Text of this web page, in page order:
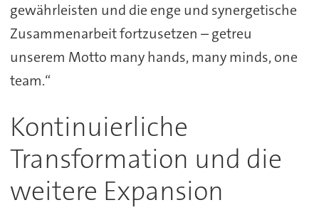
gewährleisten und die enge und synergetische
Zusammenarbeit fortzusetzen – getreu
unserem Motto many hands, many minds, one
team.“
Kontinuierliche
Transformation und die
weitere Expansion